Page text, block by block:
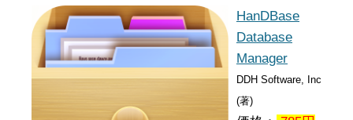
HanDBase
Database
Manager
DDH Software, Inc
(著)